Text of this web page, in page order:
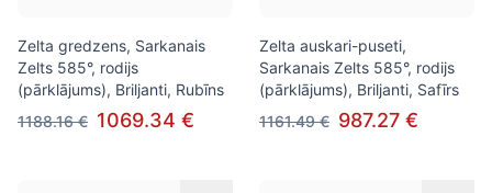
Zelta gredzens, Sarkanais
Zelts 585°, rodijs
(pārklājums), Briljanti, Rubīns
1188.16 € 1069.34 €
Zelta auskari-puseti,
Sarkanais Zelts 585°, rodijs
(pārklājums), Briljanti, Safīrs
1161.49 € 987.27 €